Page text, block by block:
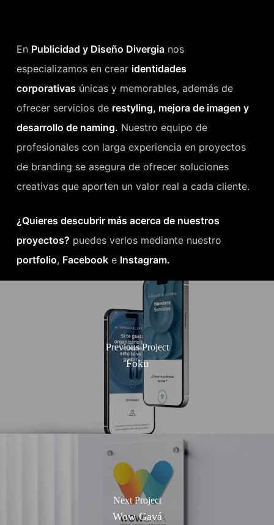
En Publicidad y Diseño Divergia nos
especializamos en crear identidades
corporativas únicas y memorables, además de
ofrecer servicios de restyling, mejora de imagen y
desarrollo de naming. Nuestro equipo de
profesionales con larga experiencia en proyectos
de branding se asegura de ofrecer soluciones
creativas que aporten un valor real a cada cliente.
¿Quieres descubrir más acerca de nuestros
proyectos? puedes verlos mediante nuestro
portfolio, Facebooke Instagram.
Previous Project
Foku
Next Project
Wow Gavá